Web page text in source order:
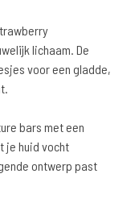
lichaam. De
voor een gladde,
bars met een
je huid vocht
ontwerp past